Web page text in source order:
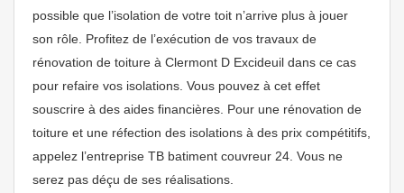
possible que l’isolation de votre toit n’arrive plus à jouer
son rôle. Profitez de l’exécution de vos travaux de
rénovation de toiture à Clermont D Excideuil dans ce cas
pour refaire vos isolations. Vous pouvez à cet effet
souscrire à des aides financières. Pour une rénovation de
toiture et une réfection des isolations à des prix compétitifs,
appelez l’entreprise TB batiment couvreur 24. Vous ne
serez pas déçu de ses réalisations.